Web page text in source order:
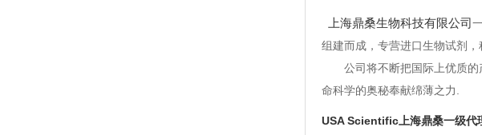
上海鼎桑生物科技有限公司
组建而成，专营进口生物试剂，
公司将不断把国际上优质
命科学的奥秘奉献绵薄之力.
USA Scientific上海鼎桑一级代